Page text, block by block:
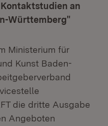
an
Württemberg"
Ministerium für
Kunst Baden-
die dritte Ausgabe
Angeboten